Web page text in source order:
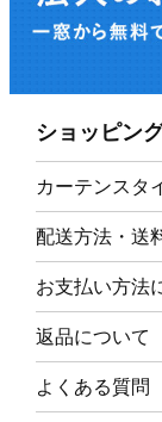
ショッピン
カーテンスタ
配送方法・送
お支払い方法
返品について
よくある質問